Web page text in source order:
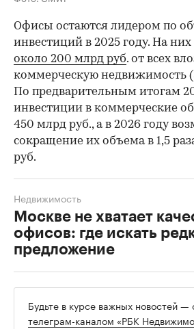
Офисы остаются лидером по
инвестиций в 2025 году. На
около 200 млрд руб. от всех
коммерческую недвижимость
По предварительным итогам
инвестиции в коммерческие
450 млрд руб., а в 2026 году
сокращение их объема в 1,5
руб.
Москве не хватает
офисов: где искать
предложение
Недвижимость
Будьте в курсе важных новостей —
телеграм-каналом «РБК